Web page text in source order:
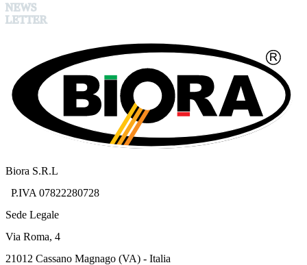
NEWS
LETTER
Biora S.R.L
P.IVA 07822280728
Sede Legale
Via Roma, 4
21012 Cassano Magnago (VA) - Italia